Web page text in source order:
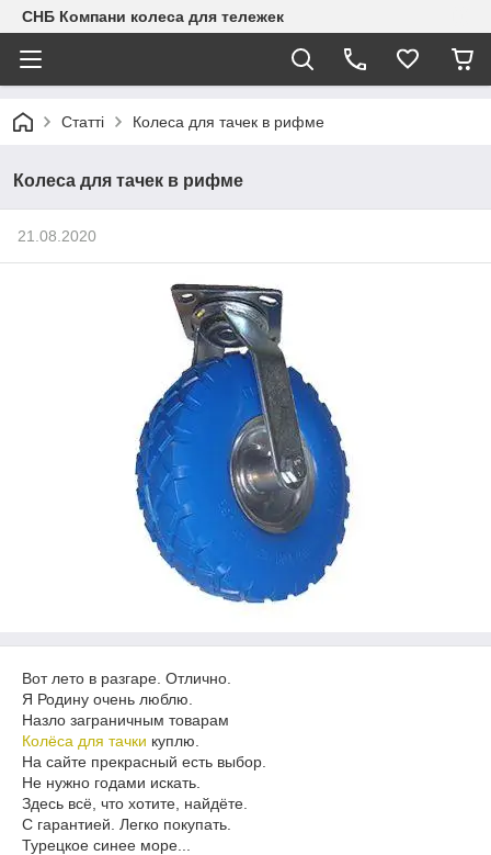
СНБ Компани колеса для тележек
Статті Колеса для тачек в рифме
Колеса для тачек в рифме
21.08.2020
Вот лето в разгаре. Отлично.
Я Родину очень люблю.
Назло заграничным товарам
Колёса для тачки куплю.
На сайте прекрасный есть выбор.
Не нужно годами искать.
Здесь всё, что хотите, найдёте.
С гарантией. Легко покупать.
Турецкое синее море...